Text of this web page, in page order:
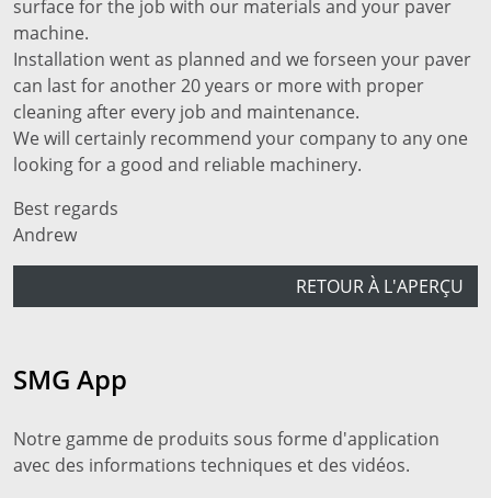
surface for the job with our materials and your paver
machine.
Installation went as planned and we forseen your paver
can last for another 20 years or more with proper
cleaning after every job and maintenance.
We will certainly recommend your company to any one
looking for a good and reliable machinery.
Best regards
Andrew
RETOUR À L'APERÇU
SMG App
Notre gamme de produits sous forme d'application
avec des informations techniques et des vidéos.